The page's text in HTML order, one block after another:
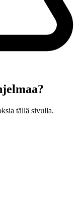
tällä sivulla.